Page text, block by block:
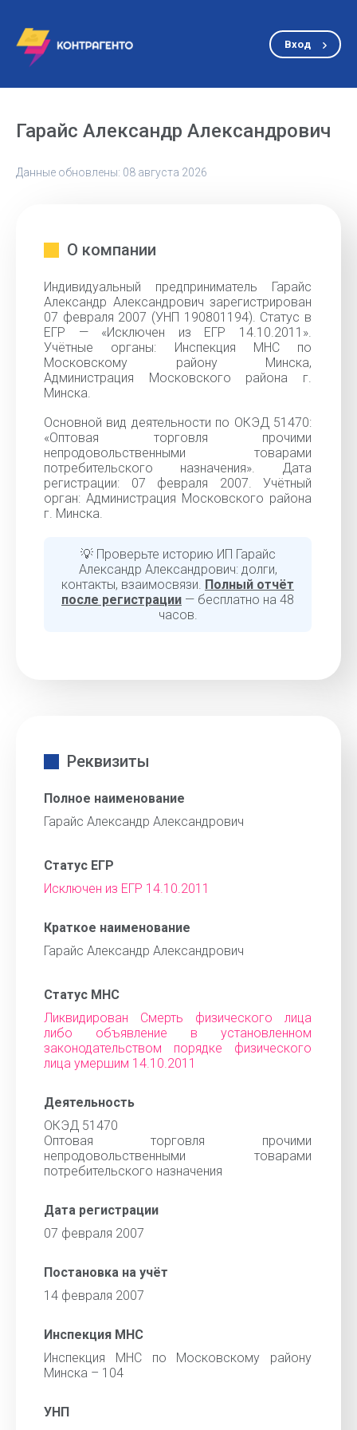
Вход
Гарайс Александр Александрович
Данные обновлены: 08 августа 2026
О компании
Индивидуальный предприниматель Гарайс
Александр Александрович зарегистрирован
07 февраля 2007 (УНП 190801194). Статус в
ЕГР — «Исключен из ЕГР 14.10.2011».
Учётные органы: Инспекция МНС по
Московскому району Минска,
Администрация Московского района г.
Минска.
Основной вид деятельности по ОКЭД 51470:
«Оптовая торговля прочими
непродовольственными товарами
потребительского назначения». Дата
регистрации: 07 февраля 2007. Учётный
орган: Администрация Московского района
г. Минска.
💡 Проверьте историю ИП Гарайс
Александр Александрович: долги,
контакты, взаимосвязи. Полный отчёт
после регистрации — бесплатно на 48
часов.
Реквизиты
Полное наименование
Гарайс Александр Александрович
Статус ЕГР
Исключен из ЕГР 14.10.2011
Краткое наименование
Гарайс Александр Александрович
Статус МНС
Ликвидирован Смерть физического лица
либо объявление в установленном
законодательством порядке физического
лица умершим 14.10.2011
Деятельность
ОКЭД 51470
Оптовая торговля прочими
непродовольственными товарами
потребительского назначения
Дата регистрации
07 февраля 2007
Постановка на учёт
14 февраля 2007
Инспекция МНС
Инспекция МНС по Московскому району
Минска – 104
УНП